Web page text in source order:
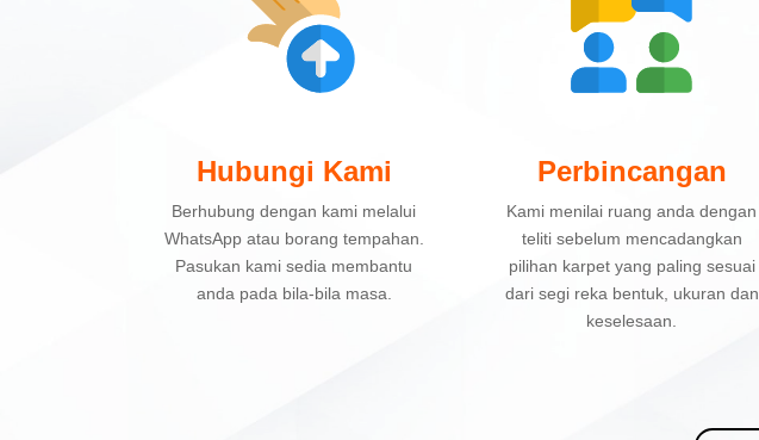
Hubungi Kami
Berhubung dengan kami melalui
WhatsApp atau borang tempahan.
Pasukan kami sedia membantu
anda pada bila-bila masa.
Perbincangan
Kami menilai ruang anda dengan
teliti sebelum mencadangkan
pilihan karpet yang paling sesuai
dari segi reka bentuk, ukuran dan
keselesaan.